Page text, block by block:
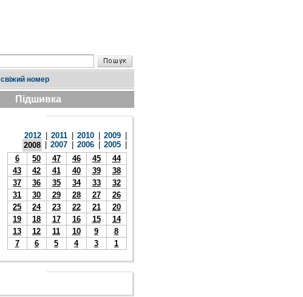
свіжий номер
Підшивка
2012 2011 2010 2009
2008
2007 2006 2005
6
50 47 46 45
44
43
42 41 40 39
38
37
36 35 34 33
32
31
30 29 28 27
26
25
24 23 22 21
20
19
18 17 16 15
14
13
12 11 10 9
8
7
6 5 4 3 1